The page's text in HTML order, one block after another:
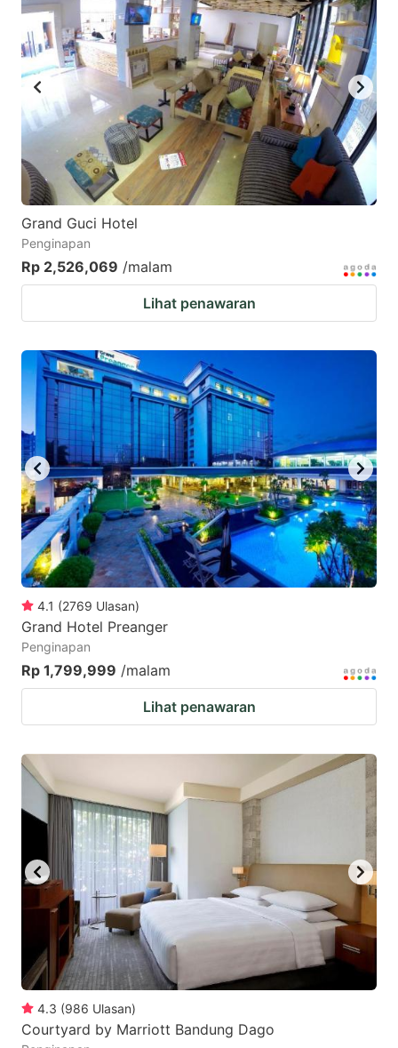
Grand Guci Hotel
Penginapan
Rp 2,526,069 /malam
Lihat penawaran
4.1 (2769 Ulasan)
Grand Hotel Preanger
Penginapan
Rp 1,799,999 /malam
Lihat penawaran
4.3 (986 Ulasan)
Courtyard by Marriott Bandung Dago